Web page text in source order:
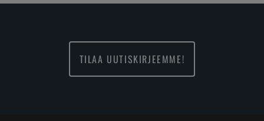
TILAA UUTISKIRJEEMME!